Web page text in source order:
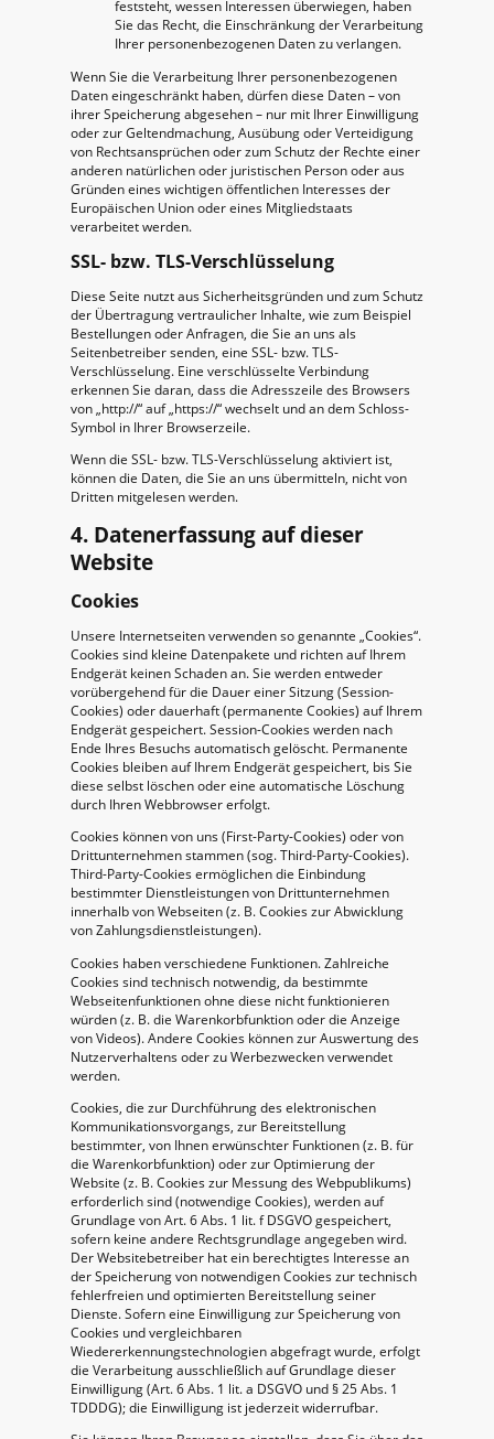
feststeht, wessen Interessen überwiegen, haben
Sie das Recht, die Einschränkung der Verarbeitung
Ihrer personenbezogenen Daten zu verlangen.
Wenn Sie die Verarbeitung Ihrer personenbezogenen
Daten eingeschränkt haben, dürfen diese Daten – von
ihrer Speicherung abgesehen – nur mit Ihrer Einwilligung
oder zur Geltendmachung, Ausübung oder Verteidigung
von Rechtsansprüchen oder zum Schutz der Rechte einer
anderen natürlichen oder juristischen Person oder aus
Gründen eines wichtigen öffentlichen Interesses der
Europäischen Union oder eines Mitgliedstaats
verarbeitet werden.
SSL- bzw. TLS-Verschlüsselung
Diese Seite nutzt aus Sicherheitsgründen und zum Schutz
der Übertragung vertraulicher Inhalte, wie zum Beispiel
Bestellungen oder Anfragen, die Sie an uns als
Seitenbetreiber senden, eine SSL- bzw. TLS-
Verschlüsselung. Eine verschlüsselte Verbindung
erkennen Sie daran, dass die Adresszeile des Browsers
von „http://“ auf „https://“ wechselt und an dem Schloss-
Symbol in Ihrer Browserzeile.
Wenn die SSL- bzw. TLS-Verschlüsselung aktiviert ist,
können die Daten, die Sie an uns übermitteln, nicht von
Dritten mitgelesen werden.
4. Datenerfassung auf dieser
Website
Cookies
Unsere Internetseiten verwenden so genannte „Cookies“.
Cookies sind kleine Datenpakete und richten auf Ihrem
Endgerät keinen Schaden an. Sie werden entweder
vorübergehend für die Dauer einer Sitzung (Session-
Cookies) oder dauerhaft (permanente Cookies) auf Ihrem
Endgerät gespeichert. Session-Cookies werden nach
Ende Ihres Besuchs automatisch gelöscht. Permanente
Cookies bleiben auf Ihrem Endgerät gespeichert, bis Sie
diese selbst löschen oder eine automatische Löschung
durch Ihren Webbrowser erfolgt.
Cookies können von uns (First-Party-Cookies) oder von
Drittunternehmen stammen (sog. Third-Party-Cookies).
Third-Party-Cookies ermöglichen die Einbindung
bestimmter Dienstleistungen von Drittunternehmen
innerhalb von Webseiten (z. B. Cookies zur Abwicklung
von Zahlungsdienstleistungen).
Cookies haben verschiedene Funktionen. Zahlreiche
Cookies sind technisch notwendig, da bestimmte
Webseitenfunktionen ohne diese nicht funktionieren
würden (z. B. die Warenkorbfunktion oder die Anzeige
von Videos). Andere Cookies können zur Auswertung des
Nutzerverhaltens oder zu Werbezwecken verwendet
werden.
Cookies, die zur Durchführung des elektronischen
Kommunikationsvorgangs, zur Bereitstellung
bestimmter, von Ihnen erwünschter Funktionen (z. B. für
die Warenkorbfunktion) oder zur Optimierung der
Website (z. B. Cookies zur Messung des Webpublikums)
erforderlich sind (notwendige Cookies), werden auf
Grundlage von Art. 6 Abs. 1 lit. f DSGVO gespeichert,
sofern keine andere Rechtsgrundlage angegeben wird.
Der Websitebetreiber hat ein berechtigtes Interesse an
der Speicherung von notwendigen Cookies zur technisch
fehlerfreien und optimierten Bereitstellung seiner
Dienste. Sofern eine Einwilligung zur Speicherung von
Cookies und vergleichbaren
Wiedererkennungstechnologien abgefragt wurde, erfolgt
die Verarbeitung ausschließlich auf Grundlage dieser
Einwilligung (Art. 6 Abs. 1 lit. a DSGVO und § 25 Abs. 1
TDDDG); die Einwilligung ist jederzeit widerrufbar.